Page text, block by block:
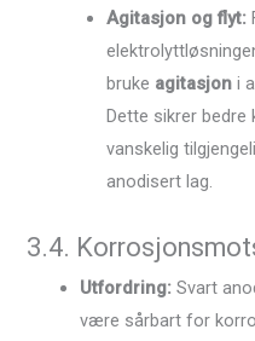
Agitasjon og flyt:
bruke agitasjon i
Dette sikrer bedre
vanskelig
anodisert lag.
3.4.
Utfordring: Svart
være sårbart for